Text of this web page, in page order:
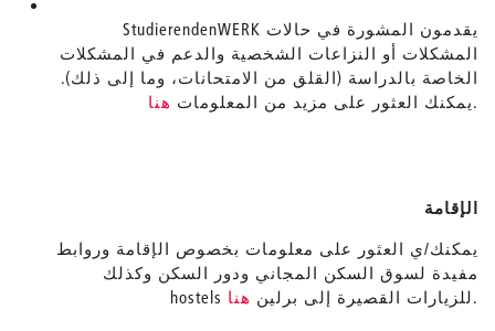
StudierendenWERK يقدمون المشورة في حالات
المشكلات أو النزاعات الشخصية والدعم في المشكلات
الخاصة بالدراسة (القلق من الامتحانات، وما إلى ذلك).
يمكنك العثور على مزيد من المعلومات هنا .
الإقامة
يمكنك/ي العثور على معلومات بخصوص الإقامة وروابط
مفيدة لسوق السكن المجاني ودور السكن وكذلك
hostels للزيارات القصيرة إلى برلين هنا .